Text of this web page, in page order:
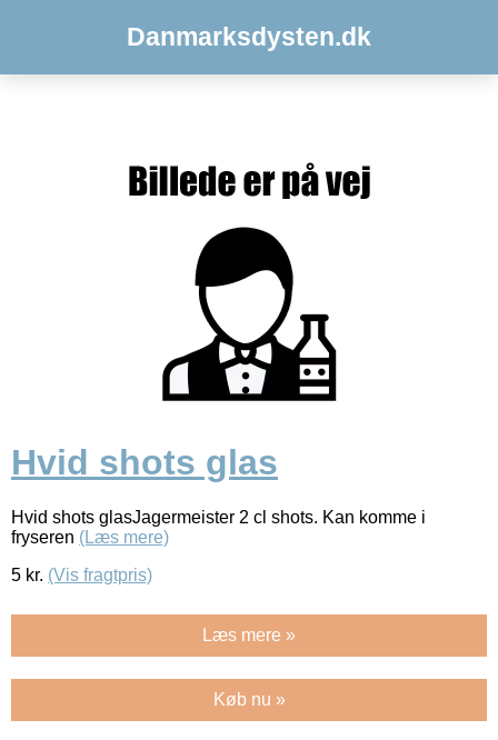
Danmarksdysten.dk
Hvid shots glas
Hvid shots glasJagermeister 2 cl shots. Kan komme i
fryseren (Læs mere)
5 kr. (Vis fragtpris)
Læs mere »
Køb nu »